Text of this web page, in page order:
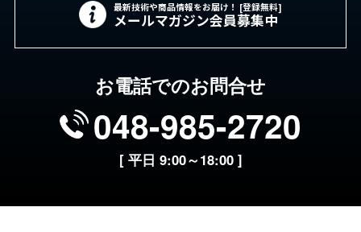
最新技術や商品情報をお届け！ [登録無料]
メールマガジン会員募集中
お電話でのお問合せ
048-985-2720
[ 平日 9:00～18:00 ]